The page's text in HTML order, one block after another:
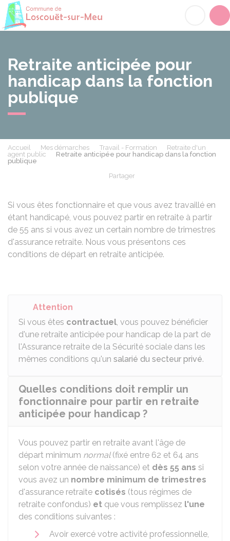
Retraite anticipée pour
handicap dans la fonction
publique
Accueil Mes démarches Travail - Formation
Retraite d'un
agent public
Retraite anticipée pour handicap dans la fonction
publique
Partager
Si vous êtes fonctionnaire et que vous avez travaillé en
étant handicapé, vous pouvez partir en retraite à partir
de 55 ans si vous avez un certain nombre de trimestres
d'assurance retraite. Nous vous présentons ces
conditions de départ en retraite anticipée.
Attention
Si vous êtes contractuel, vous pouvez bénéficier
d'une retraite anticipée pour handicap de la part de
l'Assurance retraite de la Sécurité sociale dans les
mêmes conditions qu'un salarié du secteur privé.
Quelles conditions doit remplir un
fonctionnaire pour partir en retraite
anticipée pour handicap ?
Vous pouvez partir en retraite avant l'âge de
départ minimum normal(fixé entre 62 et 64 ans
selon votre année de naissance) et dès 55 ans si
vous avez un nombre minimum de trimestres
d'assurance retraite cotisés (tous régimes de
retraite confondus) et que vous remplissez l'une
des conditions suivantes :
Avoir exercé votre activité professionnelle,